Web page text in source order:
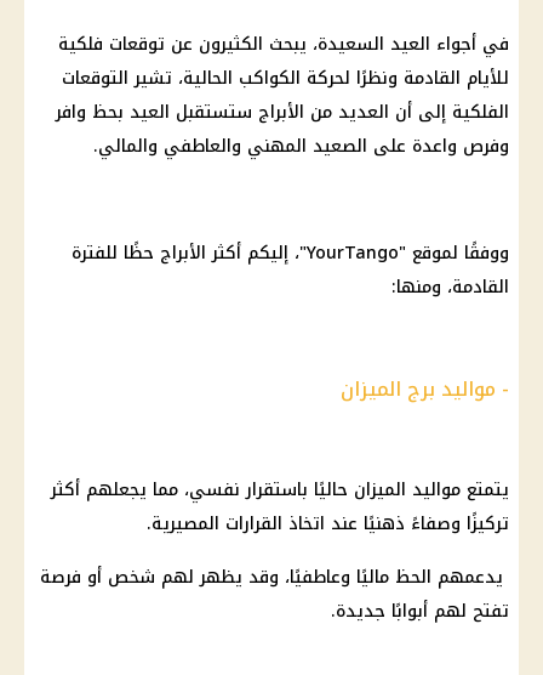
في أجواء العيد السعيدة، يبحث الكثيرون عن توقعات فلكية
للأيام القادمة ونظرًا لحركة الكواكب الحالية، تشير التوقعات
الفلكية إلى أن العديد من الأبراج ستستقبل العيد بحظ وافر
وفرص واعدة على الصعيد المهني والعاطفي والمالي.
ووفقًا لموقع "YourTango"، إليكم أكثر الأبراج حظًا للفترة
القادمة، ومنها:
- مواليد برج الميزان
يتمتع مواليد الميزان حاليًا باستقرار نفسي، مما يجعلهم أكثر
تركيزًا وصفاءً ذهنيًا عند اتخاذ القرارات المصيرية.
يدعمهم الحظ ماليًا وعاطفيًا، وقد يظهر لهم شخص أو فرصة
تفتح لهم أبوابًا جديدة.